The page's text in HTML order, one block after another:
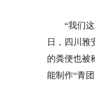
“我们这
日，四川雅
的粪便也被
能制作“青团